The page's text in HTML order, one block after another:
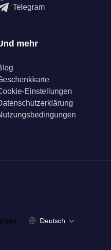
Telegram
mehr
Einstellungen
Deutsch